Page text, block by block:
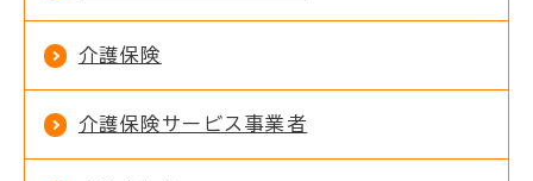
介護保険
介護保険サービス事業者